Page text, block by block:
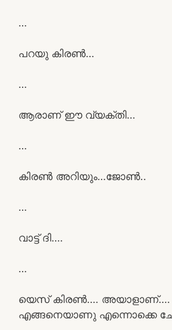
…
പറയു കിരൺ…
…
ആരാണ് ഈ വ്യക്തി…
…
കിരൺ അറിയും…ജോൺ..
…
വാട്ട്‌ ദി….
…
യെസ് കിരൺ….
എങ്ങനെയാണു എന്നൊക്കെ